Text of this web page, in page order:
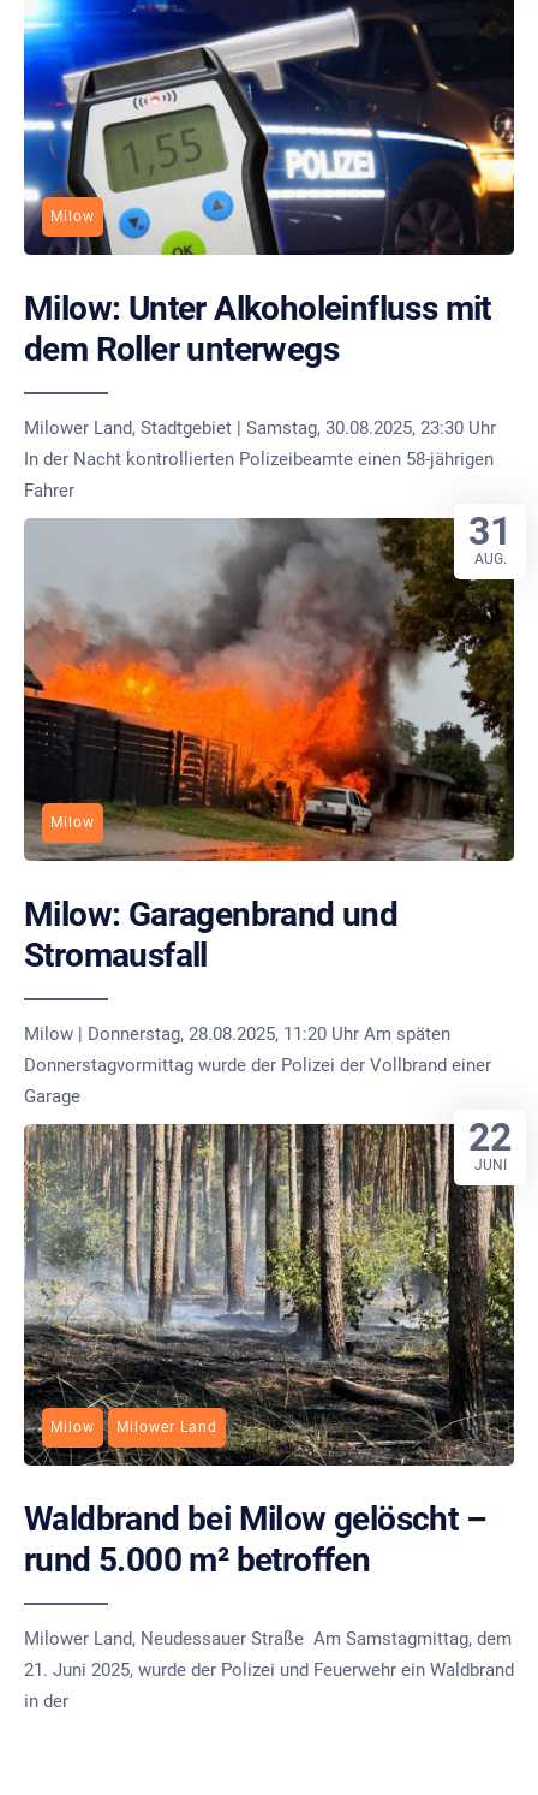
Milow
Milow: Unter Alkoholeinfluss mit
dem Roller unterwegs
Milower Land, Stadtgebiet | Samstag, 30.08.2025, 23:30 Uhr
In der Nacht kontrollierten Polizeibeamte einen 58-jährigen
Fahrer
Milow
Milow: Garagenbrand und
Stromausfall
Milow | Donnerstag, 28.08.2025, 11:20 Uhr Am späten
Donnerstagvormittag wurde der Polizei der Vollbrand einer
Garage
31
AUG.
Milow Milower Land
Waldbrand bei Milow gelöscht –
rund 5.000 m² betroffen
Milower Land, Neudessauer Straße Am Samstagmittag, dem
21. Juni 2025, wurde der Polizei und Feuerwehr ein Waldbrand
in der
22
JUNI